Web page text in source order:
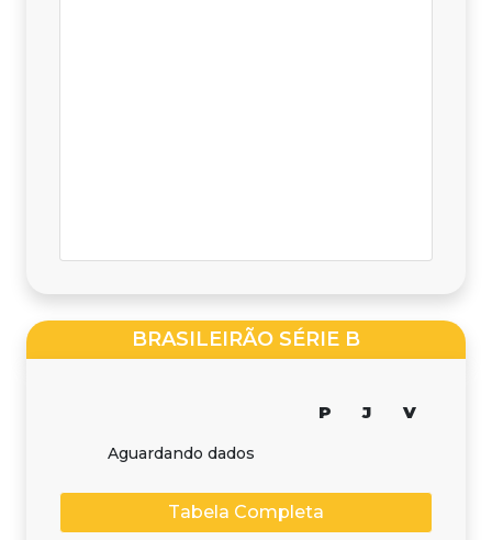
BRASILEIRÃO SÉRIE B
P J V
Aguardando dados
Tabela Completa